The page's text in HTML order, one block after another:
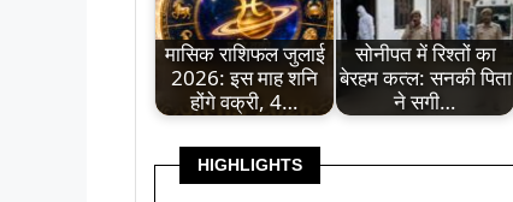
मासिक राशिफल जुलाई
2026: इस माह शनि
होंगे वक्री, 4…
सोनीपत में रिश्तों का
बेरहम कत्ल: सनकी पिता
ने सगी…
HIGHLIGHTS